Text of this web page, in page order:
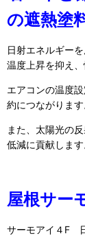
の遮熱塗
日射エネルギー
温度上昇を抑え
エアコンの温度
約につながります
また、太陽光の
低減に貢献します
屋根サー
サーモアイ４F